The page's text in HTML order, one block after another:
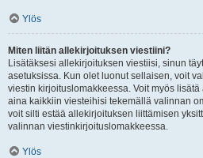
Ylös
Miten liitän allekirjoituksen viestiini?
Lisätäksesi allekirjoituksen viestiisi, sinun
asetuksissa. Kun olet luonut sellaisen, voit
viestin kirjoituslomakkeessa. Voit myös
aina kaikkiin viesteihisi tekemällä valinnan
voit silti estää allekirjoituksen liittämisen
valinnan viestinkirjoituslomakkeessa.
Ylös